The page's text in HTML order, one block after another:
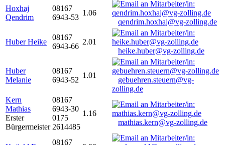
Hoxhaj
Qendrim
08167
6943-53
1.06
qendrim.hoxhaj@vg-zolling.de
Huber Heike
08167
6943-66
2.01
heike.huber@vg-zolling.de
Huber
Melanie
08167
6943-52
1.01
gebuehren.steuern@vg-
zolling.de
Kern
Mathias
Erster
Bürgermeister
08167
6943-30
0175
2614485
1.16
mathias.kern@vg-zolling.de
08167